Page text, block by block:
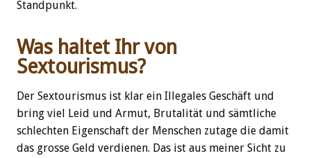
Standpunkt.
Was haltet Ihr von
Sextourismus?
Der Sextourismus ist klar ein Illegales Geschäft und
bring viel Leid und Armut, Brutalität und sämtliche
schlechten Eigenschaft der Menschen zutage die damit
das grosse Geld verdienen. Das ist aus meiner Sicht zu